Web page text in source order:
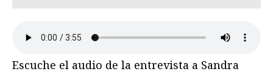
Escuche el audio de la entrevista a Sandra